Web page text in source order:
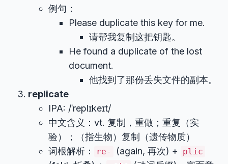
例句：
Please duplicate this key for me.
请帮我复制这把钥匙。
He found a duplicate of the lost
document.
他找到了那份丢失文件的副本。
replicate
IPA: /ˈreplɪkeɪt/
中文含义：vt. 复制，重做；重复（实
验）；（指生物）复制（遗传物质）
词根解析：
re- (again, 再次) + plic